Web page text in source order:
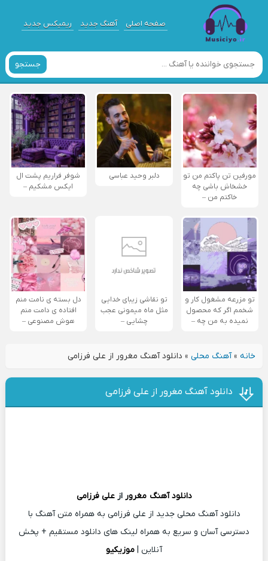
صفحه اصلی آهنگ جدید ریمیکس جدید
جستجو
مورفین تن پاکتم من تو
خشخاش باشی چه
خاکتم من –
دلبر وحید عباسی
شوفر فراریم پشت ال
ایکس مشکیم –
تو مزرعه مشغول کار و
شخمم اگر که محصول
نمیده به من چه –
تو نقاشی زیبای خدایی
مثل ماه میمونی عجب
چشایی –
دل بسته ی نامت منم
افتاده ی دامت منم
هوش مصنوعی –
خانه»آهنگ محلی» دانلود آهنگ مغرور از علی فرزامی
دانلود آهنگ مغرور از علی فرزامی
دانلود آهنگ مغرورازعلی فرزامی
دانلود آهنگ محلی جدید از علی فرزامی به همراه متن آهنگ با
دسترسی آسان و سریع به همراه لینک های دانلود مستقیم + پخش
آنلاین | موزیکیو